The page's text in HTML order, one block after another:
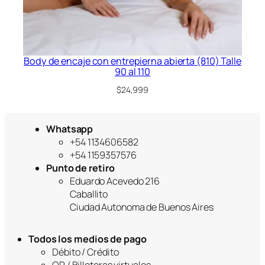
Body de encaje con entrepierna abierta (810) Talle
90 al 110
$24,999
Whatsapp
+54 1134606582
+54 1159357576
Punto de retiro
Eduardo Acevedo 216
Caballito
Ciudad Autonoma de Buenos Aires
Todos los medios de pago
Débito / Crédito